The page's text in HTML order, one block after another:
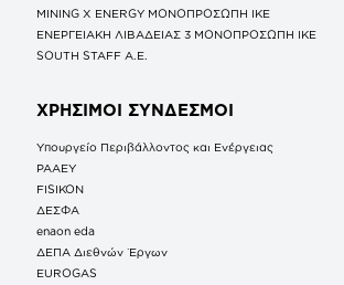
MINING X ENERGY ΜΟΝΟΠΡΟΣΩΠΗ ΙΚΕ
ΕΝΕΡΓΕΙΑΚΗ ΛΙΒΑΔΕΙΑΣ 3 ΜΟΝΟΠΡΟΣΩΠΗ ΙΚΕ
SOUTH STAFF Α.Ε.
ΧΡΗΣΙΜΟΙ ΣΥΝΔΕΣΜΟΙ
Υπουργείο Περιβάλλοντος και Ενέργειας
ΡΑΑΕΥ
FISIKON
ΔΕΣΦΑ
enaon eda
ΔΕΠΑ Διεθνών Έργων
EUROGAS